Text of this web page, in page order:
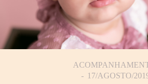
17/AGOSTO/